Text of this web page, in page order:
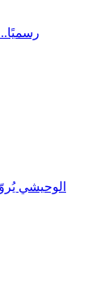
رسميًا..
الوحيشي يُروّض 4 لاعبين ممتازين من